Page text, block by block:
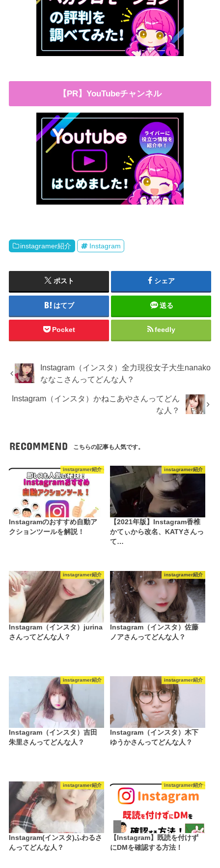
【PR】YouTubeチャンネル
instagramer紹介 Instagram
ポスト シェア
はてブ 送る
Pocket feedly
Instagram（インスタ）全力現役女子大生nanako
ななこさんってどんな人？
Instagram（インスタ）かねこあやさんってどん
な人？
RECOMMEND こちらの記事も人気です。
instagramer紹介
Instagramのおすすめ自動ア
クションツールを解説！
instagramer紹介
【2021年版】Instagram香椎
かてぃから改名、KATYさんっ
て…
instagramer紹介
Instagram（インスタ）jurina
さんってどんな人？
instagramer紹介
Instagram（インスタ）佐藤
ノアさんってどんな人？
instagramer紹介
Instagram（インスタ）吉田
朱里さんってどんな人？
instagramer紹介
Instagram（インスタ）木下
ゆうかさんってどんな人？
instagramer紹介
Instagram(インスタ)ふわるさ
んってどんな人？
instagramer紹介
【Instagram】既読を付けず
にDMを確認する方法！